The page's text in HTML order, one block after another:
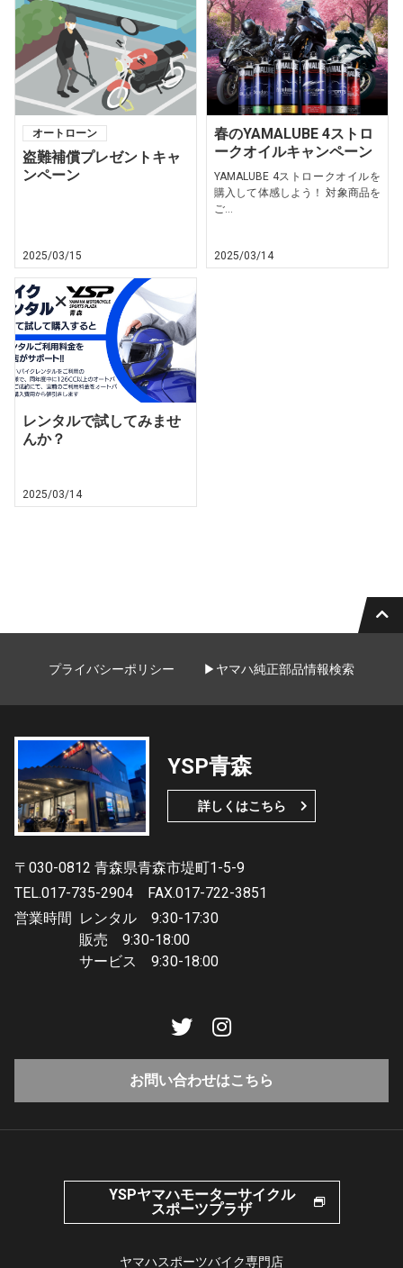
オートローン
盗難補償プレゼントキャ
ンペーン
2025/03/15
春のYAMALUBE 4ストロ
ークオイルキャンペーン
YAMALUBE 4ストロークオイルを
購入して体感しよう！ 対象商品を
ご...
2025/03/14
レンタルで試してみませ
んか？
2025/03/14
プライバシーポリシー ▶ヤマハ純正部品情報検索
YSP青森
詳しくはこちら
〒030-0812 青森県青森市堤町1-5-9
TEL.017-735-2904
FAX.017-722-3851
営業時間 レンタル 9:30-17:30
販売 9:30-18:00
サービス 9:30-18:00
お問い合わせはこちら
YSPヤマハモーターサイクル
スポーツプラザ
ヤマハスポーツバイク専門店